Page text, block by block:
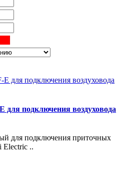
для подключения воздуховода
для подключения приточных
Electric ..